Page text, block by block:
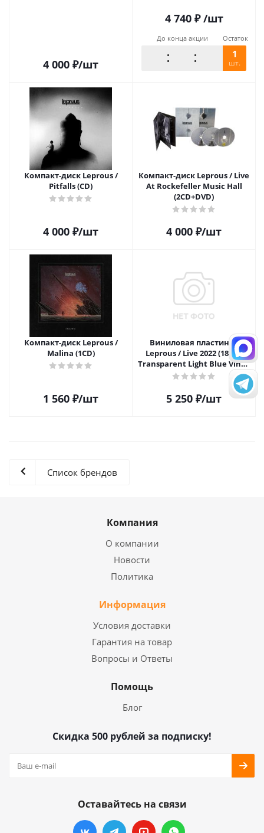
4 000 ₽/шт
4 740₽ /шт
До конца акции Остаток
1
шт.
Компакт-диск Leprous /
Pitfalls (CD)
4 000 ₽/шт
Компакт-диск Leprous / Live
At Rockefeller Music Hall
(2CD+DVD)
4 000 ₽/шт
Компакт-диск Leprous /
Malina (1CD)
1 560 ₽/шт
Виниловая пластинка
Leprous / Live 2022 (180gr.
Transparent Light Blue Vinyl)
(1LP)
5 250 ₽/шт
Список брендов
Компания
О компании
Новости
Политика
Информация
Условия доставки
Гарантия на товар
Вопросы и Ответы
Помощь
Блог
Скидка 500 рублей за подписку!
Оставайтесь на связи